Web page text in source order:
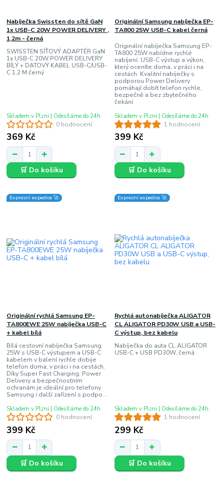
0 hodnocení
Nabíječka Swissten do sítě GaN
1x USB-C 20W POWER DELIVERY ,
1,2m - černá
SWISSTEN SÍŤOVÝ ADAPTÉR GaN
1x USB-C 20W POWER DELIVERY
BÍLÝ + DATOVÝ KABEL USB-C/USB-
C 1,2 M černý
369 Kč
Skladem v Plzni | Odesíláme do 24h
🛒 Do košíku
1 hodnocení
Originální Samsung nabíječka EP-
TA800 25W USB-C kabel černá
Originální nabíječka Samsung EP-
TA800 25W nabídne rychlé
nabíjení, USB-C výstup a výkon,
který oceníte doma, v práci i na
cestách. Kvalitní nabíječky s
podporou Power Delivery
pomáhají dobít telefon rychle,
bezpečně a bez zbytečného
čekání.
399 Kč
Skladem v Plzni | Odesíláme do 24h
🛒 Do košíku
Expresní expedice 🚀
0 hodnocení
Originální rychlá Samsung EP-
TA800EWE 25W nabíječka USB-C
+ kabel bílá
Bílá cestovní nabíječka Samsung
25W s USB-C výstupem a USB-C
kabelem v balení rychle dobije
telefon doma, v práci i na cestách.
Díky Super Fast Charging, Power
Delivery a bezpečnostním
ochranám je ideální pro telefony
Samsung i další zařízení s podpo...
399 Kč
Skladem v Plzni | Odesíláme do 24h
🛒 Do košíku
Expresní expedice 🚀
1 hodnocení
Rychlá autonabíječka ALIGATOR
CL ALIGATOR PD30W USB a USB-
C výstup, bez kabelu
Nabíječka do auta CL ALIGATOR
USB-C + USB PD30W, černá
299 Kč
Skladem v Plzni | Odesíláme do 24h
🛒 Do košíku